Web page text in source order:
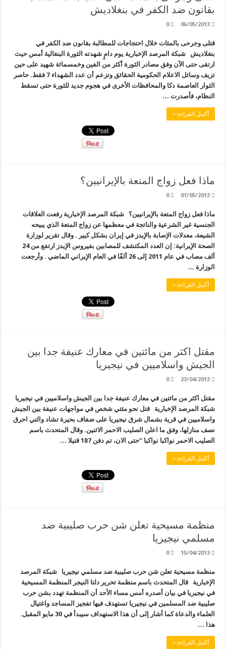
بقانون ضد الكفر في بنغلاديش
06/05/2013
0
قتلى وجرحى بالمئات خلال احتجاجات للمطالبة بقانون ضد الكفر في
بنغلاديش شبكة المرصد الإخبارية يوم دامٍ شهدته الثورة البنغالية أمس حيث
ارتقى حتى الآن وفق مصادر الثورة أكثر من الفين وخمسمائة شهيد على حين
تزيف وسائل الاعلام الحكومية الحقائق وتزعم أن عدد الشهداء 7 فقط. حاصر
الثوار العاصمة دكا والمحافظات الأخرى في هجوم جديد للثورة حتى تسقط
النظام، فأصدرت …
أكمل القراءة »
ماذا فعل زواج المتعة بالإيرانيين؟
01/05/2013
0
ماذا فعل زواج المتعة بالإيرانيين؟ شبكة المرصد الإخبارية رفعت العلاقات
الجنسية غير الشرعية والناتجة في معظمها عن زواج المتعة الذي يبيحه
الشيعة، معدلات الإصابة بالإيدز في إيران بشكل كبير . وقال تقرير لوزارة
الصحة الإيرانية: إن العدد المكتشف للمصابين بفيروس الإيدز ارتفع من 24
ألف مصاب في عام 2011 إلى 26 ألفًا في العام الإيراني الماضي . وأرجعت
الوزارة …
أكمل القراءة »
مقتل اكثر من مائتين في معارك عنيفة جدا بين
الجيش واسلاميين في نيجيريا
23/04/2013
0
مقتل اكثر من مائتين في معارك عنيفة جدا بين الجيش واسلاميين في نيجيريا
شبكة المرصد الإخبارية قتل نحو مئتي شخص في مواجهات عنيفة بين الجيش
واسلاميين في قرية بشمال شرق نيجيريا على ضفاف بحيرة تشاد والتي احرق
نصف منازلها، وفق ما اعلن الصليب الاحمر الاثنين. وقال المتحدث باسم
الصليب الاحمر نواكبا نواكبا “حتى الان، تم دفن 187 قتيلا …
أكمل القراءة »
منظمة مسيحية تعلن شن حرب صليبية ضد
مسلمي نيجيريا
15/04/2013
0
منظمة مسيحية تعلن شن حرب صليبية ضد مسلمي نيجيريا شبكة المرصد
الإخبارية قال المتحدث باسم منظمة تحرير دلتا النيجر المنظمة المسيحية
في نيجيريا في بيان أصدره أمس مساء الأحد أن المنظمة تهدد بشن حرب
صليبية ضد المسلمين في نيجيريا تستهدف فيها تفجير المساجد واغتيال
العلماء والدعاة كما أشار إلى أن هذا الاستهداف سيبدأ في 30 مايو المقبل.
هذا …
أكمل القراءة »